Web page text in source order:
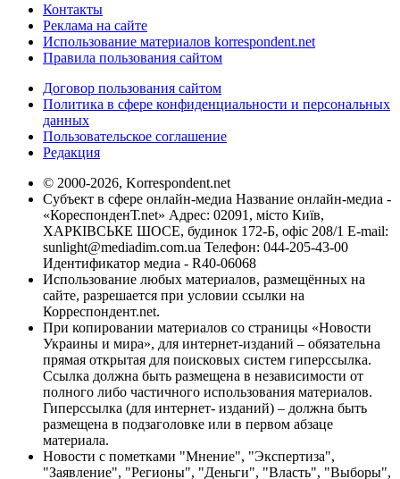
Контакты
Реклама на сайте
Использование материалов korrespondent.net
Правила пользования сайтом
Договор пользования сайтом
Политика в сфере конфиденциальности и персональных
данных
Пользовательское соглашение
Редакция
© 2000-2026, Korrespondent.net
Субъект в сфере онлайн-медиа Название онлайн-медиа -
«КореспонденТ.net» Адрес: 02091, місто Київ,
ХАРКІВСЬКЕ ШОСЕ, будинок 172-Б, офіс 208/1 E-mail:
sunlight@mediadim.com.ua Телефон: 044-205-43-00
Идентификатор медиа - R40-06068
Использование любых материалов, размещённых на
сайте, разрешается при условии ссылки на
Корреспондент.net.
При копировании материалов со страницы «Новости
Украины и мира», для интернет-изданий – обязательна
прямая открытая для поисковых систем гиперссылка.
Ссылка должна быть размещена в независимости от
полного либо частичного использования материалов.
Гиперссылка (для интернет- изданий) – должна быть
размещена в подзаголовке или в первом абзаце
материала.
Новости с пометками "Мнение", "Экспертиза",
"Заявление", "Регионы", "Деньги", "Власть", "Выборы",